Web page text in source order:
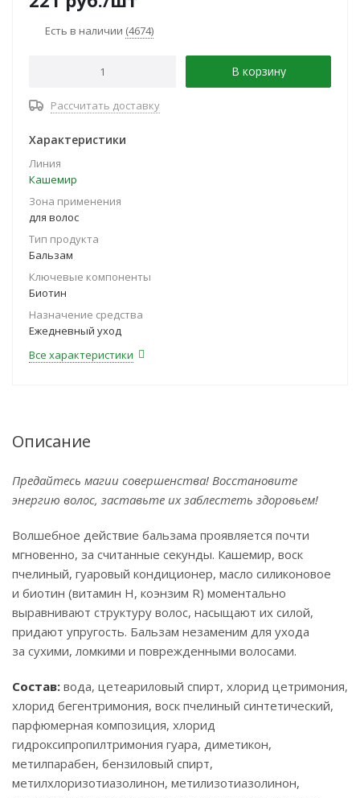
Есть в наличии (4674)
В корзину
Рассчитать доставку
Характеристики
Линия
Кашемир
Зона применения
для волос
Тип продукта
Бальзам
Ключевые компоненты
Биотин
Назначение средства
Ежедневный уход
Все характеристики
Описание
Предайтесь магии совершенства! Восстановите
энергию волос, заставьте их заблестеть здоровьем!
Волшебное действие бальзама проявляется почти
мгновенно, за считанные секунды. Кашемир, воск
пчелиный, гуаровый кондиционер, масло силиконовое
и биотин (витамин Н, коэнзим R) моментально
выравнивают структуру волос, насыщают их силой,
придают упругость. Бальзам незаменим для ухода
за сухими, ломкими и поврежденными волосами.
Состав: вода, цетеариловый спирт, хлорид цетримония,
хлорид бегентримония, воск пчелиный синтетический,
парфюмерная композиция, хлорид
гидроксипропилтримония гуара, диметикон,
метилпарабен, бензиловый спирт,
метилхлоризотиазолинон, метилизотиазолинон,